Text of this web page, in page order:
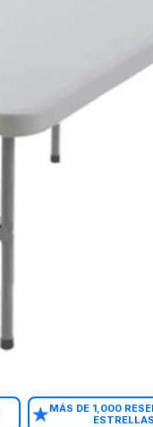
MÁS DE 1,000
ESTRELLAS